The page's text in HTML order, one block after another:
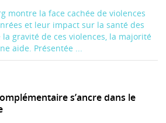
montre la face cachée de violences
et leur impact sur la santé des
gravité de ces violences, la majorité
aide. Présentée ...
s’ancre dans le